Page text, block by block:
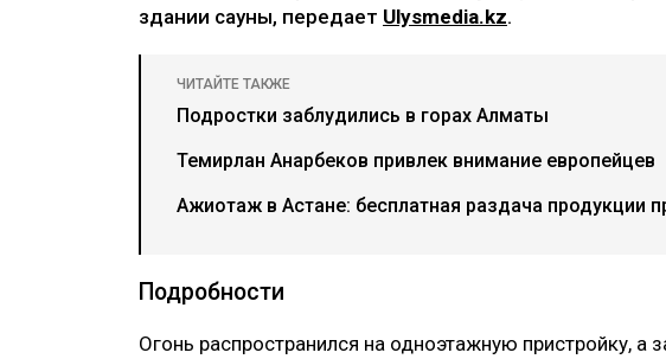
здании сауны, передает Ulysmedia.kz.
ЧИТАЙТЕ ТАКЖЕ
Подростки заблудились в горах Алматы
Темирлан Анарбеков привлек внимание европейцев
Ажиотаж в Астане: бесплатная раздача продукции
Подробности
Огонь распространился на одноэтажную пристройку, а